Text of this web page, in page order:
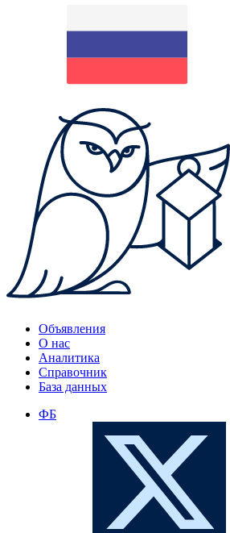
Объявления
О нас
Аналитика
Справочник
База данных
ФБ